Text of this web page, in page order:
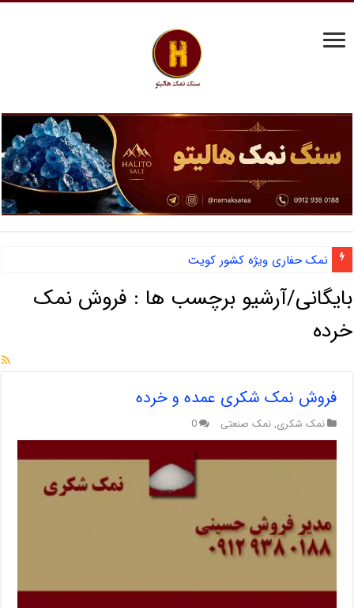
نمک حفاری ویژه کشور کویت
بایگانی/آرشیو برچسب ها : فروش نمک
خرده
فروش نمک شکری عمده و خرده
نمک شکری, نمک صنعتی 0